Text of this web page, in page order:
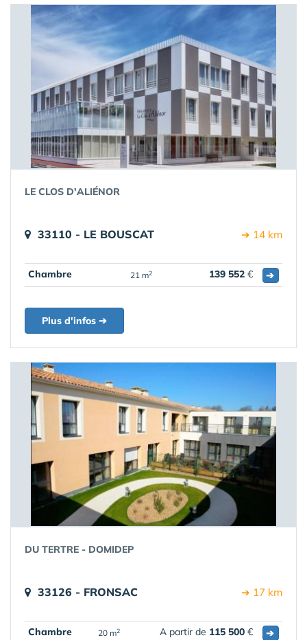
LE CLOS D'ALIÉNOR
33110 - LE BOUSCAT ➔ 14 km
Chambre 21 m2 139 552 € ➔
Plus d'infos ➔
DU TERTRE - DOMIDEP
33126 - FRONSAC ➔ 17 km
Chambre 20 m2 A partir de 115 500 € ➔